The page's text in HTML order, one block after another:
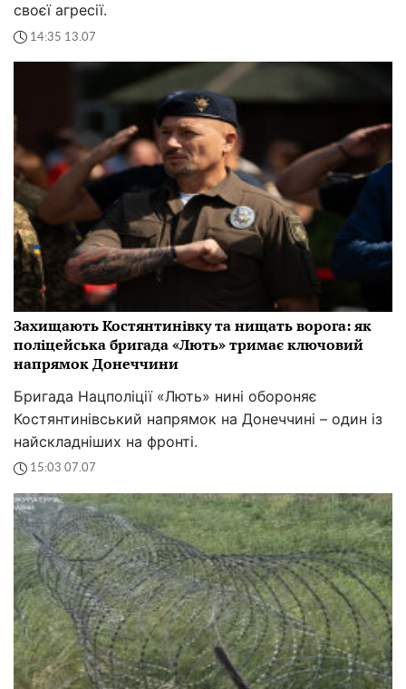
своєї агресії.
14:35 13.07
Захищають Костянтинівку та нищать ворога: як
поліцейська бригада «Лють» тримає ключовий
напрямок Донеччини
Бригада Нацполіції «Лють» нині обороняє
Костянтинівський напрямок на Донеччині – один із
найскладніших на фронті.
15:03 07.07